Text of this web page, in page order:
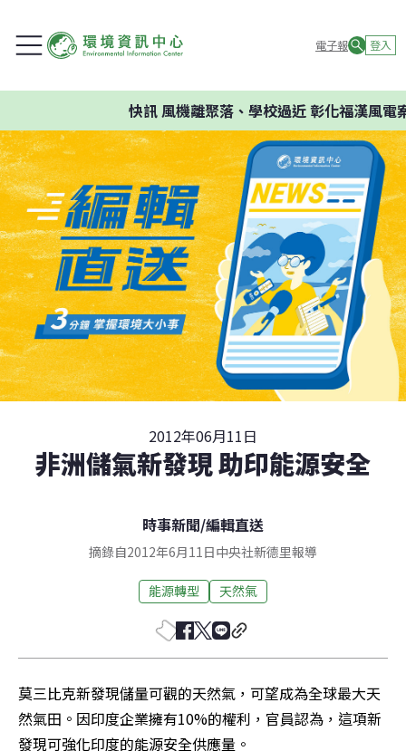
電子報 登入
快訊風機離聚落、學校過近 彰化福漢風電案
2012年06月11日
非洲儲氣新發現 助印能源安全
時事新聞/編輯直送
摘錄自2012年6月11日中央社新德里報導
能源轉型 天然氣
莫三比克新發現儲量可觀的天然氣，可望成為全球最大天
然氣田。因印度企業擁有10%的權利，官員認為，這項新
發現可強化印度的能源安全供應量。